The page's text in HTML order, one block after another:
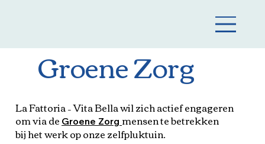
Groene Zorg
La Fattoria – Vita Bella wil zich actief engageren
om via de Groene Zorg mensen te betrekken
bij het werk op onze zelfpluktuin.